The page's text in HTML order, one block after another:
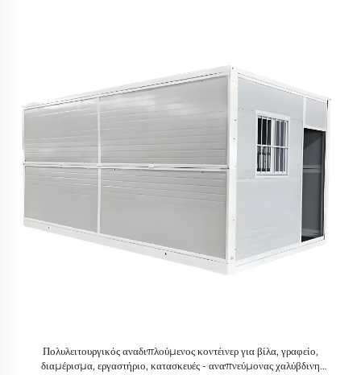
Πολυλειτουργικός αναδιπλούμενος κοντέινερ για βίλα, γραφείο,
διαμέρισμα, εργαστήριο, κατασκευές - αναπνεύμονας χαλύβδινη